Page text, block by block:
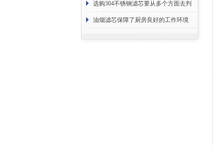
选购304不锈钢滤芯要从多个方面去判
断
油烟滤芯保障了厨房良好的工作环境